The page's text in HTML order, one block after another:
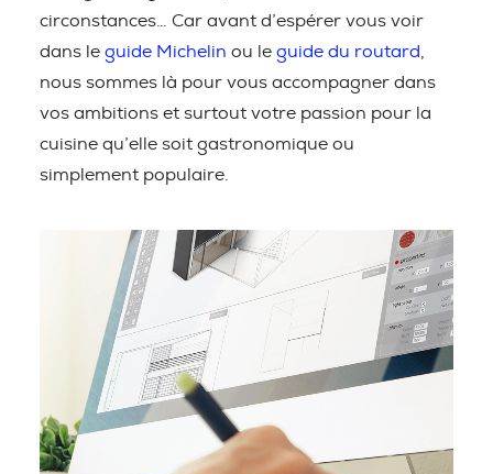
circonstances… Car avant d’espérer vous voir
dans le guide Michelin ou le guide du routard
nous sommes là pour vous accompagner dans
vos ambitions et surtout votre passion pour la
cuisine qu’elle soit gastronomique ou
simplement populaire.